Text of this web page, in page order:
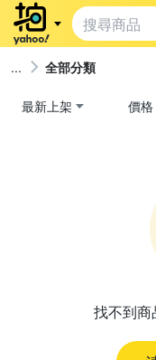
全部分類
最新上架 價格
找不到商